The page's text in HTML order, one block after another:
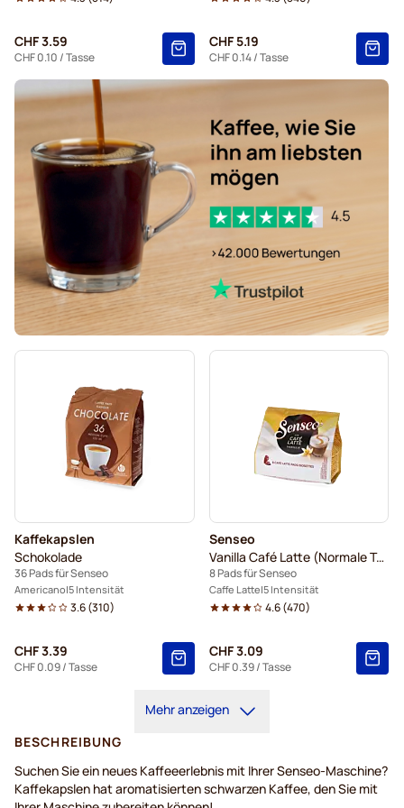
Kaffekapslen für Senseo®
CHF 3.59
CHF 0.10 / Tasse
CHF 5.19
CHF 0.14/ Tasse
Kaffekapslen
Schokolade
36 Pads für Senseo
Americano 5 Intensität
3.6(310)
CHF 3.39
CHF 0.09/ Tasse
Senseo
Vanilla Café Latte (Normale Tasse)
8 Pads für Senseo
Caffe Latte 5 Intensität
4.6(470)
CHF 3.09
CHF 0.39/ Tasse
Mehr anzeigen
BESCHREIBUNG
Suchen Sie ein neues Kaffeeerlebnis mit Ihrer Senseo-Maschine?
Kaffekapslen hat aromatisierten schwarzen Kaffee, den Sie mit